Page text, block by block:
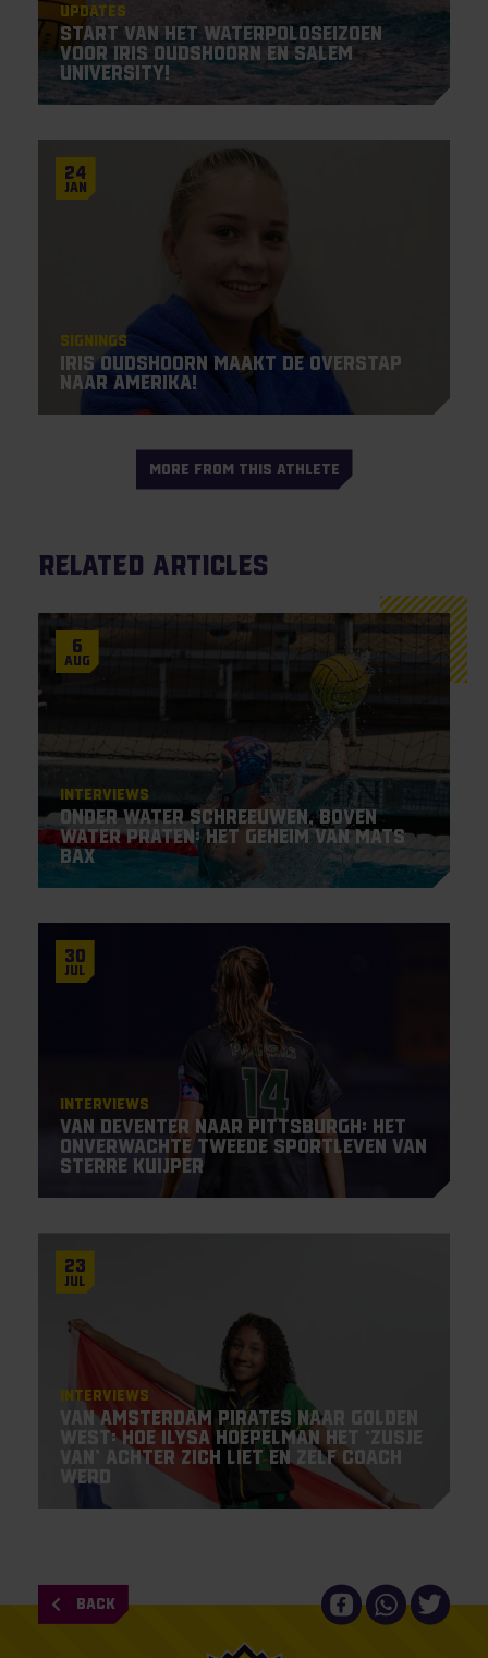
Updates
Start van het waterpoloseizoen
voor Iris Oudshoorn en Salem
University!
24
Jan
Signings
Iris Oudshoorn maakt de overstap
naar Amerika!
MORE FROM THIS ATHLETE
Related articles
6
Aug
Interviews
Onder water schreeuwen, boven
water praten: het geheim van Mats
Bax
30
Jul
Interviews
Van Deventer naar Pittsburgh: het
onverwachte tweede sportleven van
Sterre Kuijper
23
Jul
Interviews
Van Amsterdam Pirates naar Golden
West: hoe Ilysa Hoepelman het ‘zusje
van’ achter zich liet en zelf coach
werd
BACK